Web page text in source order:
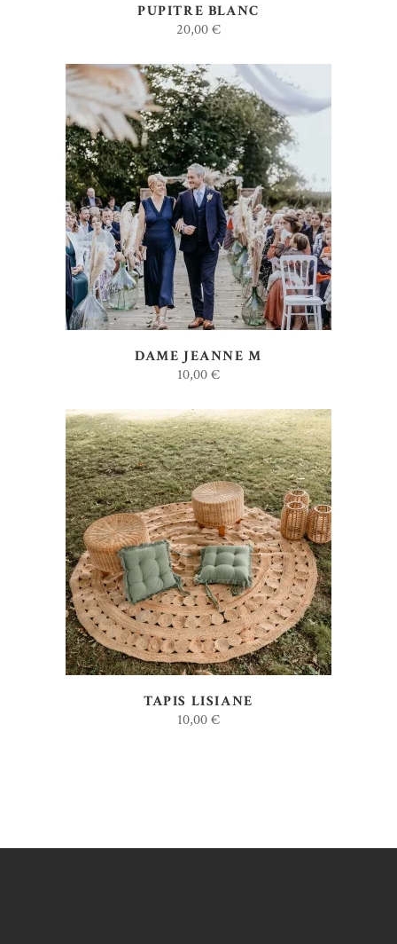
PUPITRE BLANC
20,00€
AJOUTER AU DEVIS
DAME JEANNE M
10,00€
AJOUTER AU DEVIS
TAPIS LISIANE
10,00€